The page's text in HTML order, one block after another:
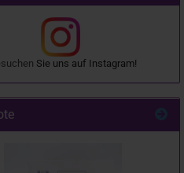
Sie uns auf Instagram!